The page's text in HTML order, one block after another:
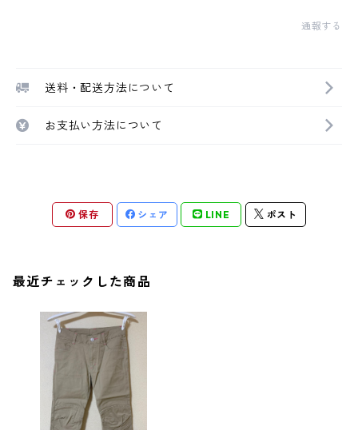
通報する
送料・配送方法について
お支払い方法について
保存 シェア LINE ポスト
最近チェックした商品